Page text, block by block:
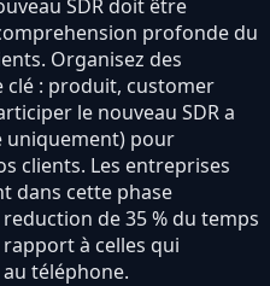
SDR doit être
profonde du
Organisez des
clé : produit, customer
le nouveau SDR a
uniquement) pour
clients. Les entreprises
dans cette phase
de 35 % du temps
à celles qui
téléphone.